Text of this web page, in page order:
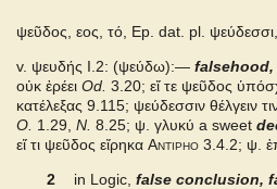
Grieks Nederlands
Pape
Cunliffe Homer
ψεῦδος, εος, τό, Ep. dat. pl. ψεύδεσσι,
v. ψευδής I.2: (ψεύδω):— falsehood,
οὐκ ἐρέει Od. 3.20; εἴ τε ψεῦδος
κατέλεξας 9.115; ψεύδεσσιν θέλγειν
O. 1.29, N. 8.25; ψ. γλυκύ a sweet
εἴ τι ψεῦδος εἴρηκα Antipho 3.4.2; ψ.
2
in Logic, false conclusion,